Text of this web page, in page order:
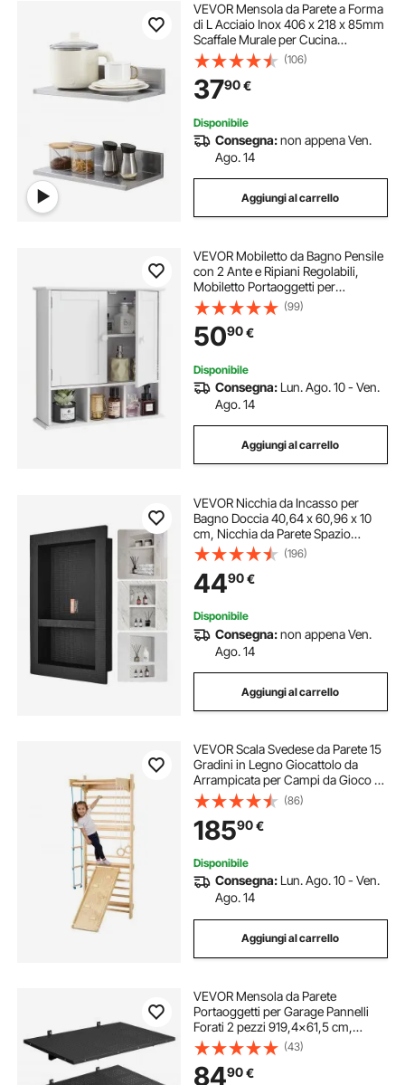
VEVOR Mensola da Parete a Forma
di L Acciaio Inox 406 x 218 x 85mm
Scaffale Murale per Cucina
Soggiorno Capacità Carico Max.
20kg, Mensola da Parete
Portaoggetti Portaspezie in Acciaio
Inox per Cucina
(106)
3790€
Disponibile
Consegna:non appena Ven.
Ago. 14
Aggiungi al carrello
VEVOR Mobiletto da Bagno Pensile
con 2 Ante e Ripiani Regolabili,
Mobiletto Portaoggetti per
Montaggio a Parete, Armadietto da
Bagno da Parete Sospeso con 3
Scomparti Aperti per Cucina e WC
(99)
5090€
Disponibile
Consegna: Lun. Ago. 10 - Ven.
Ago. 14
Aggiungi al carrello
VEVOR Nicchia da Incasso per
Bagno Doccia 40,64 x 60,96 x 10
cm, Nicchia da Parete Spazio
Doppio in Plastica XPS
Impermeabile, Nicchia da Incasso a
Parete per Sapone da Bagno con
Mensola Colore Nero
(196)
4490€
Disponibile
Consegna:non appena Ven.
Ago. 14
Aggiungi al carrello
VEVOR Scala Svedese da Parete 15
Gradini in Legno Giocattolo da
Arrampicata per Campi da Gioco al
Coperto, Portata 100 kg, Scala
Svedese da Parete, Spalliera Parete
da Palestra in Legno di Pino
(86)
18590€
Disponibile
Consegna: Lun. Ago. 10 - Ven.
Ago. 14
Aggiungi al carrello
VEVOR Mensola da Parete
Portaoggetti per Garage Pannelli
Forati 2 pezzi 919,4x61,5 cm,
Pannelli Forati da Parete Scaffale
Portaoggetti Carico Singolo 127 kg,
Officina Lavanderia Garage Cucina,
(43)
8490€